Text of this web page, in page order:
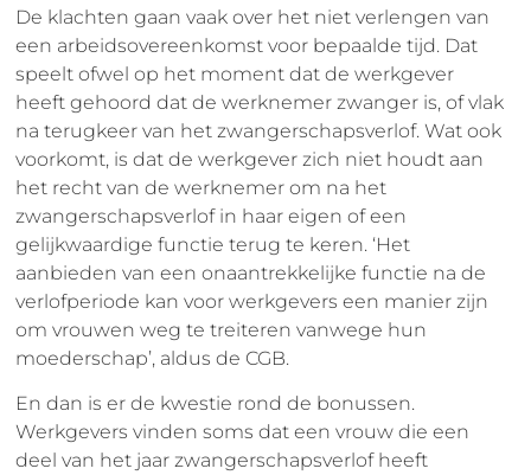
De klachten gaan vaak over het niet verlengen van
een arbeidsovereenkomst voor bepaalde tijd. Dat
speelt ofwel op het moment dat de werkgever
heeft gehoord dat de werknemer zwanger is, of vlak
na terugkeer van het zwangerschapsverlof. Wat ook
voorkomt, is dat de werkgever zich niet houdt aan
het recht van de werknemer om na het
zwangerschapsverlof in haar eigen of een
gelijkwaardige functie terug te keren. ‘Het
aanbieden van een onaantrekkelijke functie na de
verlofperiode kan voor werkgevers een manier zijn
om vrouwen weg te treiteren vanwege hun
moederschap’, aldus de CGB.
En dan is er de kwestie rond de bonussen.
Werkgevers vinden soms dat een vrouw die een
deel van het jaar zwangerschapsverlof heeft